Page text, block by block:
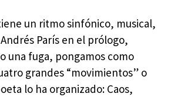
un ritmo sinfónico, musical,
París en el prólogo,
una fuga, pongamos como
grandes “movimientos” o
lo ha organizado: Caos,